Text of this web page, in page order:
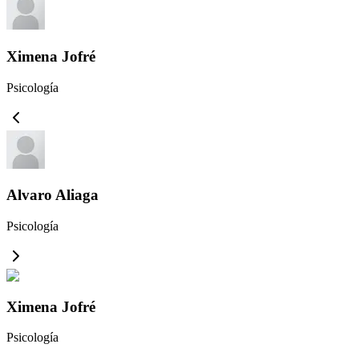
Ximena Jofré
Psicología
Alvaro Aliaga
Psicología
Ximena Jofré
Psicología